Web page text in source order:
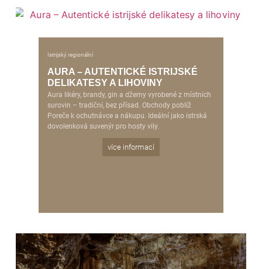
Istrijský regionální
AURA – AUTENTICKÉ ISTRIJSKÉ
DELIKATESY A LIHOVINY
Aura likéry, brandy, gin a džemy vyrobené z místních
surovin – tradiční, bez přísad. Obchody poblíž
Poreče k ochutnávce a nákupu. Ideální jako istrská
dovolenková suvenýr pro hosty vily.
více informací